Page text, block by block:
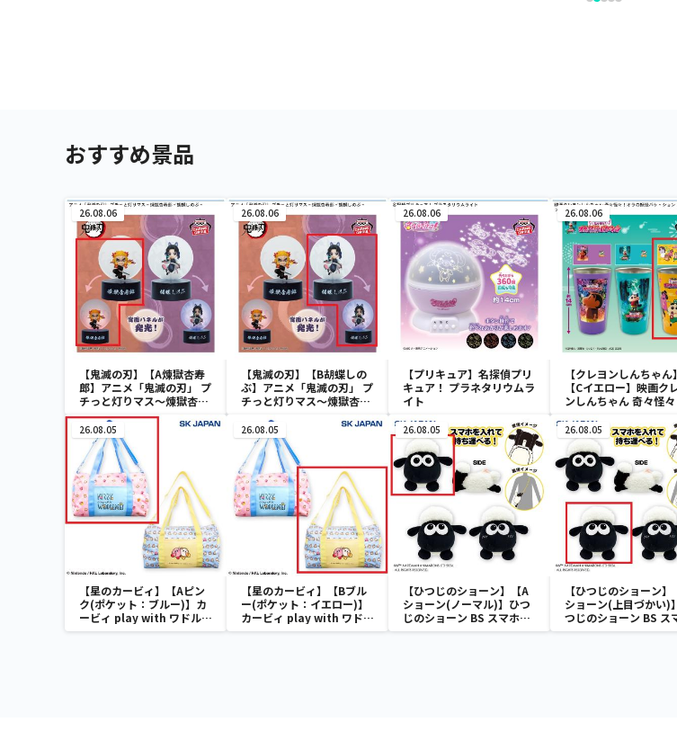
おすすめ景品
26.08.06
【鬼滅の刃】【A煉獄杏寿
郎】アニメ「鬼滅の刃」 プ
チっと灯りマス～煉獄杏寿
郎・胡蝶しのぶ～
26.08.06
【鬼滅の刃】【B胡蝶しの
ぶ】アニメ「鬼滅の刃」 プ
チっと灯りマス～煉獄杏寿
26.08.06
【プリキュア】名探偵プリ
キュア！ プラネタリウムラ
イト
26.08.06
【クレヨンしんちゃん】
【Cイエロー】映画ク
ンしんちゃん 奇々怪
カラータンブラー
26.08.05
【星のカービィ】【Aピン
ク(ポケット：ブルー)】カ
ービィ play with ワドルデ
ィ ボストンバッグ
26.08.05
【星のカービィ】【Bブル
ー(ポケット：イエロー)】
カービィ play with ワドル
ディ ボストンバッグ
26.08.05
【ひつじのショーン】【A
ショーン(ノーマル)】ひつ
じのショーン BS スマホシ
ョーンルダー
26.08.05
【ひつじのショーン】
ショーン(上目づかい)
つじのショーン BS ス
ショーンルダー